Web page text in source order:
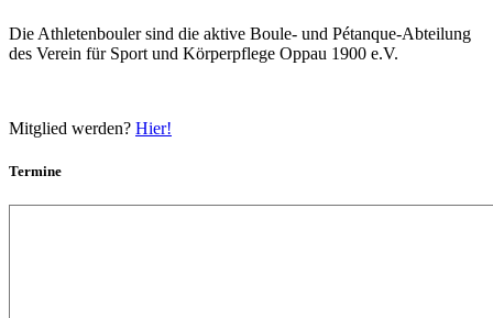
Die Athletenbouler sind die aktive Boule- und Pétanque-Abteilung
des Verein für Sport und Körperpflege Oppau 1900 e.V.
Mitglied werden? Hier!
Termine